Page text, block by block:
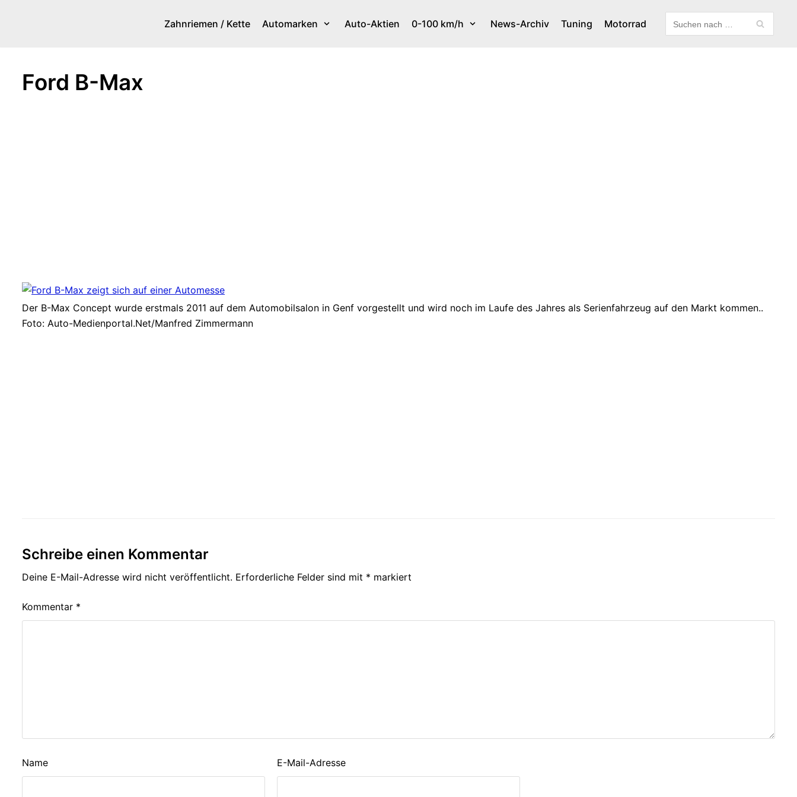
Zahnriemen / Kette Automarken Auto-Aktien 0-100 km/h News-Archiv Tuning Motorrad
Ford B-Max
Der B-Max Concept wurde erstmals 2011 auf dem Automobilsalon in Genf vorgestellt und wird noch im Laufe des Jahres als Serienfahrzeug auf den Markt kommen..
Foto: Auto-Medienportal.Net/Manfred Zimmermann
Schreibe einen Kommentar
Deine E-Mail-Adresse wird nicht veröffentlicht. Erforderliche Felder sind mit * markiert
Kommentar *
Name E-Mail-Adresse